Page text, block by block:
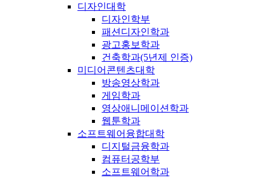
디자인대학
디자인학부
패션디자인학과
광고홍보학과
건축학과(5년제 인증)
미디어콘텐츠대학
방송영상학과
게임학과
영상애니메이션학과
웹툰학과
소프트웨어융합대학
디지털금융학과
컴퓨터공학부
소프트웨어학과